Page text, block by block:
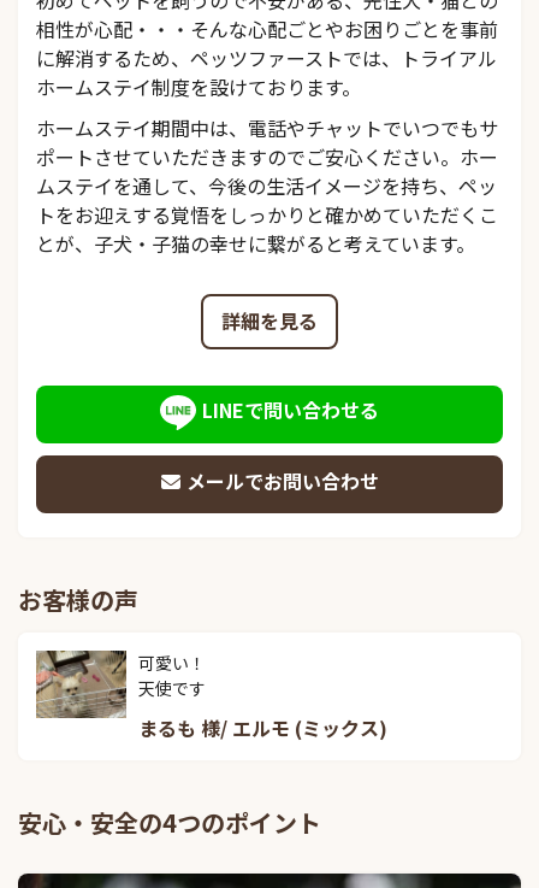
相性が心配・・・そんな心配ごとやお困りごとを事前
に解消するため、ペッツファーストでは、トライアル
ホームステイ制度を設けております。
ホームステイ期間中は、電話やチャットでいつでもサ
ポートさせていただきますのでご安心ください。ホー
ムステイを通して、今後の生活イメージを持ち、ペッ
トをお迎えする覚悟をしっかりと確かめていただくこ
とが、子犬・子猫の幸せに繋がると考えています。
詳細を見る
LINEで問い合わせる
メールでお問い合わせ
お客様の声
可愛い！
天使です
まるも 様/ エルモ (ミックス)
安心・安全の4つのポイント